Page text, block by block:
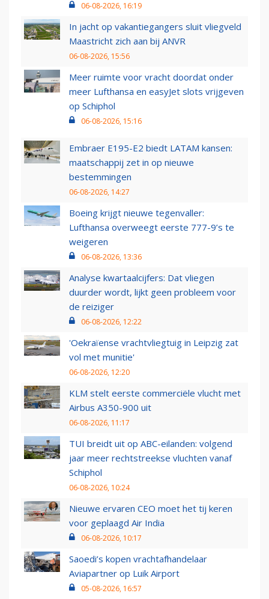
06-08-2026, 16:19
In jacht op vakantiegangers sluit vliegveld
Maastricht zich aan bij ANVR
06-08-2026, 15:56
Meer ruimte voor vracht doordat onder
meer Lufthansa en easyJet slots vrijgeven
op Schiphol
06-08-2026, 15:16
Embraer E195-E2 biedt LATAM kansen:
maatschappij zet in op nieuwe
bestemmingen
06-08-2026, 14:27
Boeing krijgt nieuwe tegenvaller:
Lufthansa overweegt eerste 777-9’s te
weigeren
06-08-2026, 13:36
Analyse kwartaalcijfers: Dat vliegen
duurder wordt, lijkt geen probleem voor
de reiziger
06-08-2026, 12:22
'Oekraïense vrachtvliegtuig in Leipzig zat
vol met munitie'
06-08-2026, 12:20
KLM stelt eerste commerciële vlucht met
Airbus A350-900 uit
06-08-2026, 11:17
TUI breidt uit op ABC-eilanden: volgend
jaar meer rechtstreekse vluchten vanaf
Schiphol
06-08-2026, 10:24
Nieuwe ervaren CEO moet het tij keren
voor geplaagd Air India
06-08-2026, 10:17
Saoedi’s kopen vrachtafhandelaar
Aviapartner op Luik Airport
05-08-2026, 16:57